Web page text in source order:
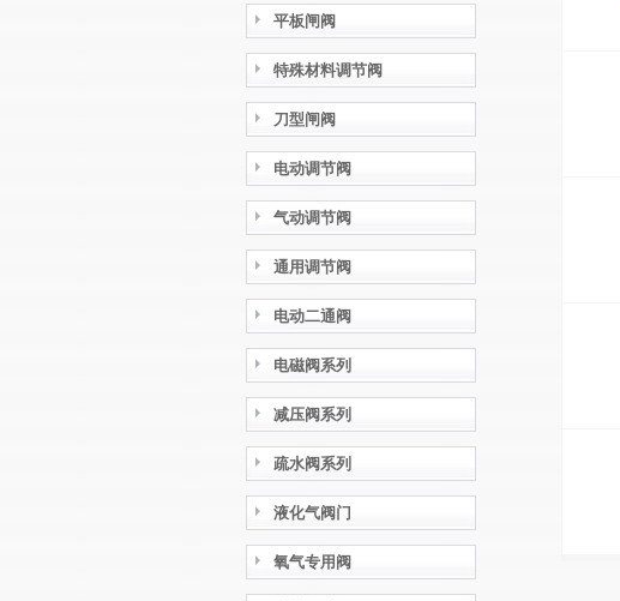
平板闸阀
特殊材料调节阀
刀型闸阀
电动调节阀
气动调节阀
通用调节阀
电动二通阀
电磁阀系列
减压阀系列
疏水阀系列
液化气阀门
氧气专用阀